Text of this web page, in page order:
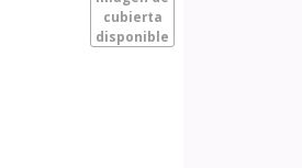
cubierta
disponible